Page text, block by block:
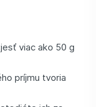
viac ako 50 g
príjmu tvoria